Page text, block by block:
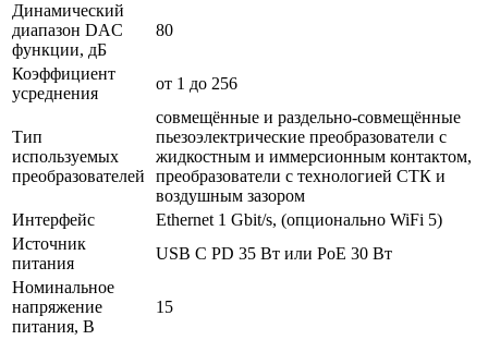
Динамический
диапазон DAC
функции, дБ
80
Коэффициент
усреднения
от 1 до 256
Тип
используемых
преобразователей
совмещённые и раздельно-совмещённые
пьезоэлектрические преобразователи с
жидкостным и иммерсионным контактом,
преобразователи с технологией СТК и
воздушным зазором
Интерфейс
Ethernet 1 Gbit/s, (опционально WiFi 5)
Источник
питания
USB C PD 35 Вт или PoE 30 Вт
Номинальное
напряжение
питания, В
15